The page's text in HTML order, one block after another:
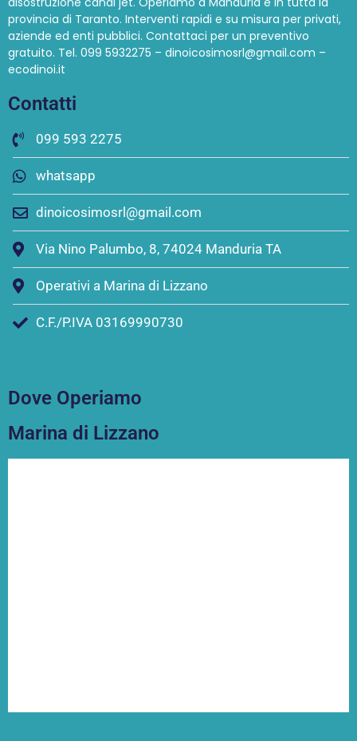
provincia di Taranto. Interventi rapidi e su misura per privati,
aziende ed enti pubblici. Contattaci per un preventivo
gratuito. Tel. 099 5932275 – dinoicosimosrl@gmail.com –
ecodinoi.it
Contatti
099 593 2275
whatsapp
dinoicosimosrl@gmail.com
Via Nino Palumbo, 8, 74024 Manduria TA
Operativi a Marina di Lizzano
C.F./P.IVA 03169990730
Dove Operiamo
Marina di Lizzano